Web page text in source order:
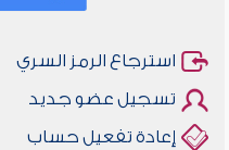
استرجاع الرمز السري
تسجيل عضو جديد
إعادة تفعيل حساب